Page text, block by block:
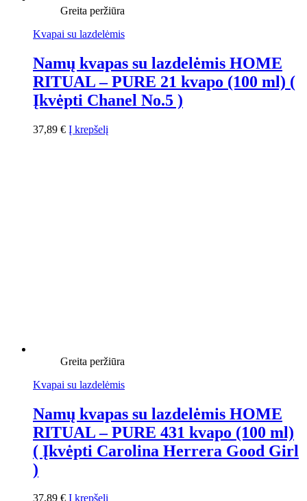
Greita peržiūra
Kvapai su lazdelėmis
Namų kvapas su lazdelėmis HOME
RITUAL – PURE 21 kvapo (100 ml) (
Įkvėpti Chanel No.5 )
37,89 € Į krepšelį
Greita peržiūra
Kvapai su lazdelėmis
Namų kvapas su lazdelėmis HOME
RITUAL – PURE 431 kvapo (100 ml)
( Įkvėpti Carolina Herrera Good Girl
)
37,89 € Į krepšelį